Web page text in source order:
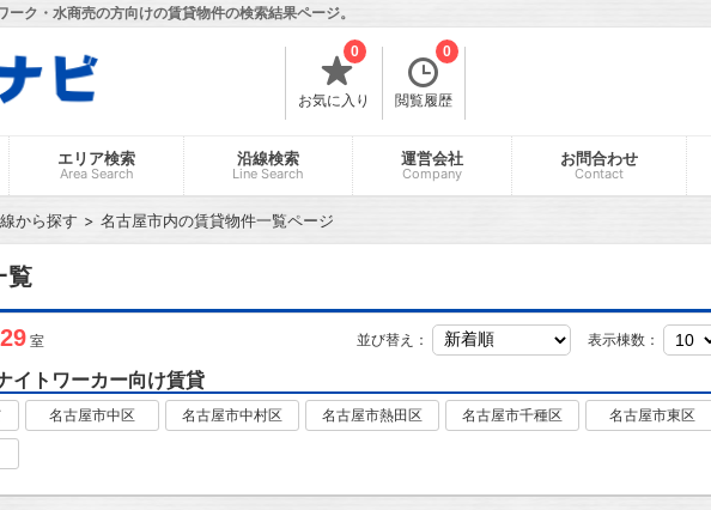
ーク・水商売の方向けの賃貸物件の検索結果ページ。
お気に入り
0
閲覧履歴
0
エリア検索
Area Search
沿線検索
Line Search
運営会社
Company
お問合わせ
Contact
から探す 名古屋市内の賃貸物件一覧ページ
覧
29 室 並び替え：
イトワーカー向け賃貸
名古屋市中区 名古屋市中村区 名古屋市熱田区 名古屋市千種区 名古屋市東区
表示棟数：